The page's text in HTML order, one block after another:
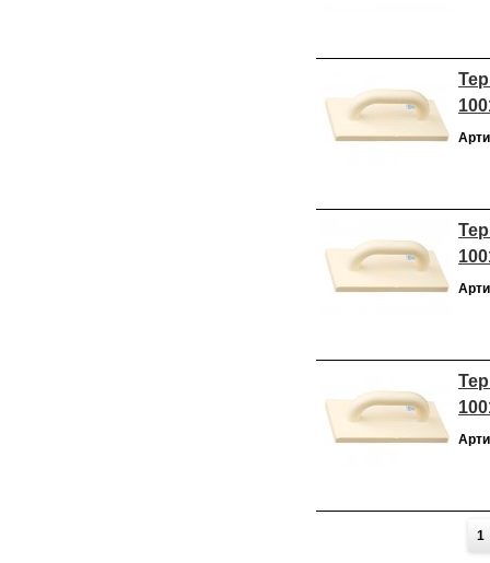
1